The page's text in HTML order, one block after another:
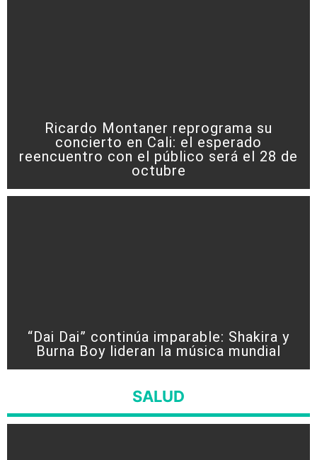
Ricardo Montaner reprograma su
concierto en Cali: el esperado
reencuentro con el público será el 28 de
octubre
“Dai Dai” continúa imparable: Shakira y
Burna Boy lideran la música mundial
SALUD